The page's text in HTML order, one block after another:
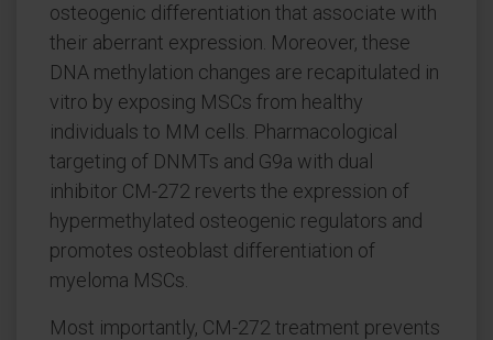
osteogenic differentiation that associate with
their aberrant expression. Moreover, these
DNA methylation changes are recapitulated in
vitro by exposing MSCs from healthy
individuals to MM cells. Pharmacological
targeting of DNMTs and G9a with dual
inhibitor CM-272 reverts the expression of
hypermethylated osteogenic regulators and
promotes osteoblast differentiation of
myeloma MSCs.
Most importantly, CM-272 treatment prevents